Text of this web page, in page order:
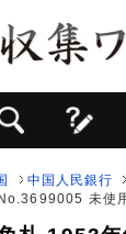
中国人民銀行
未使